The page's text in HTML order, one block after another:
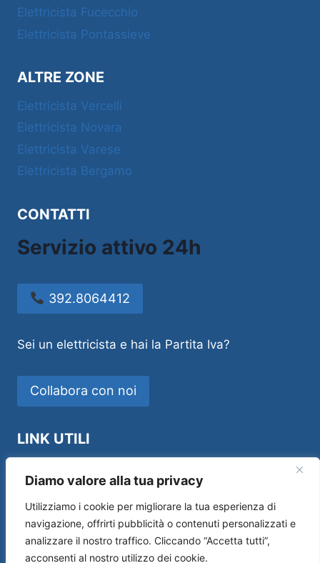
Diamo valore alla tua privacy
Utilizziamo i cookie per migliorare la tua esperienza di
navigazione, offrirti pubblicità o contenuti personalizzati e
analizzare il nostro traffico. Cliccando “Accetta tutti”,
acconsenti al nostro utilizzo dei cookie.
Elettricista Fucecchio
Elettricista Pontassieve
ALTRE ZONE
Elettricista Vercelli
Elettricista Novara
Elettricista Varese
Elettricista Bergamo
CONTATTI
Servizio attivo 24h
392.8064412
Sei un elettricista e hai la Partita Iva?
Collabora con noi
LINK UTILI
Sos House Multiservice di Andrea Manfredi –